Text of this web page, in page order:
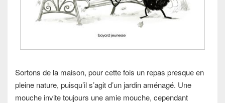
Sortons de la maison, pour cette fois un repas presque en
pleine nature, puisqu’il s’agit d’un jardin aménagé. Une
mouche invite toujours une amie mouche, cependant